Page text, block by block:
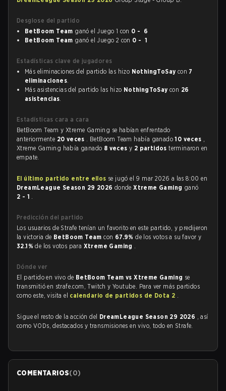
Desglose del partido
BetBoom Team ganó el Juego 1 con 0 - 6
BetBoom Team ganó el Juego 2 con 0 - 1
Estadísticas clave de jugadores
Más eliminaciones del partido las hizo NothingToSay con 7
eliminaciones.
Más asistencias del partido las hizo NothingToSay con 26
asistencias.
Estadísticas cara a cara
BetBoom Team y Xtreme Gaming se habían enfrentado
anteriormente 20 veces . BetBoom Team había ganado10 veces ,
Xtreme Gaming había ganado 8 vecesy 2 partidosterminaron en
empate.
El último partido entre ellos se jugó el 9 mar 2026 a las 8:00 en
DreamLeague Season 29 2026 dondeXtreme Gaming ganó
2 - 1 .
Predicción del partido
Los usuarios de Strafe tenían un favorito en este partido, y predijeron
la victoria de BetBoom Teamcon 67.9%de los votos a su favor y
32.1%de los votos para Xtreme Gaming .
Dónde ver
El partido en vivo de BetBoom Team vs Xtreme Gaming se
transmitió en strafe.com, Twitch y Youtube. Para ver más partidos
como este, visita el calendario de partidos de Dota 2 .
Sigue el resto de la acción del DreamLeague Season 29 2026 , así
como VODs, destacados y transmisiones en vivo, todo en Strafe.
COMENTARIOS(0)